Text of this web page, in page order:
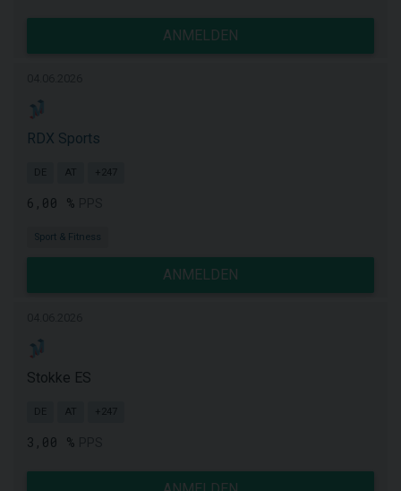
ANMELDEN
RDX Sports
DE AT +247
6,00 %
Sport & Fitness
ANMELDEN
Stokke ES
DE AT +247
3,00 %